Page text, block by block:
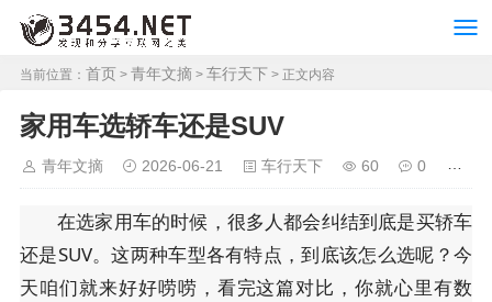
当前位置： 首页 > 青年文摘 > 车行天下 > 正文内容
家用车选轿车还是SUV
青年文摘 2026-06-21 车行天下 60 0
在选家用车的时候，很多人都会纠结到底是买轿车
还是SUV。这两种车型各有特点，到底该怎么选呢？今
天咱们就来好好唠唠，看完这篇对比，你就心里有数